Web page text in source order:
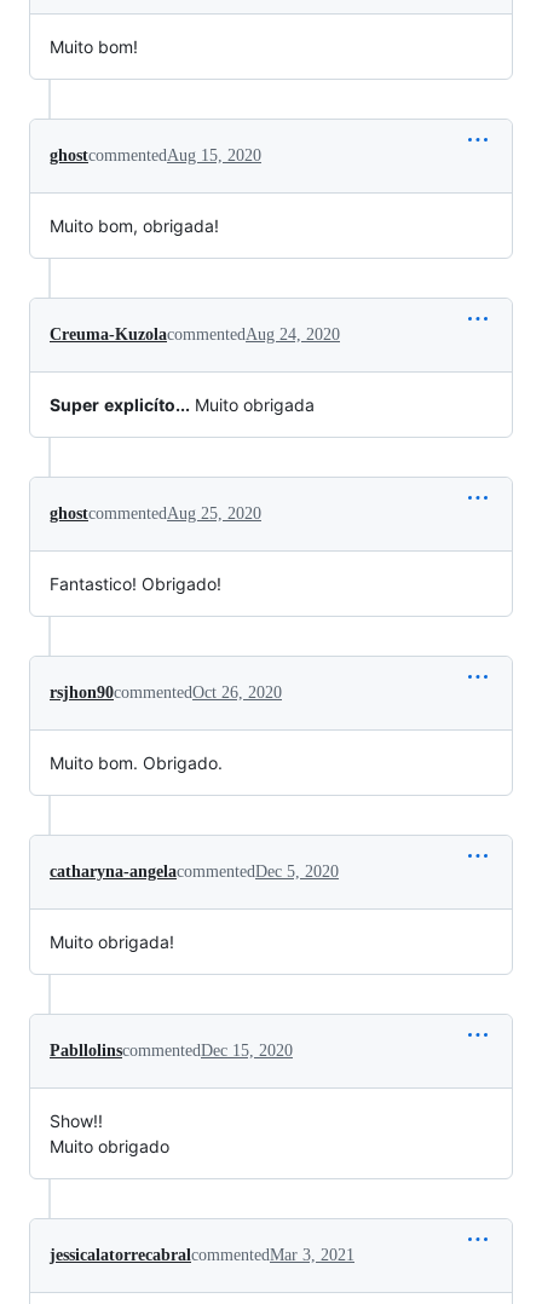
Muito bom!
ghostcommentedAug 15, 2020
Muito bom, obrigada!
Creuma-KuzolacommentedAug 24, 2020
Super explicíto... Muito obrigada
ghostcommentedAug 25, 2020
Fantastico! Obrigado!
rsjhon90commentedOct 26, 2020
Muito bom. Obrigado.
catharyna-angelacommentedDec 5, 2020
Muito obrigada!
PabllolinscommentedDec 15, 2020
Show!!
Muito obrigado
jessicalatorrecabralcommentedMar 3, 2021